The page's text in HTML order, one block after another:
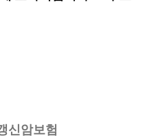
신암보험